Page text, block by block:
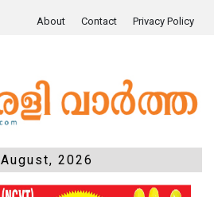
About Contact Privacy Policy
2026